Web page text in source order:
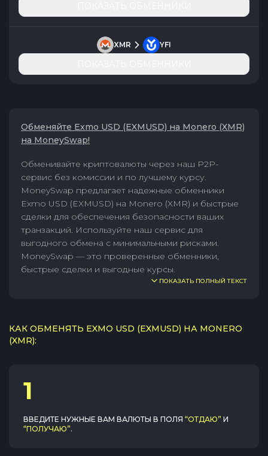
XMR YFI
Обменяйте Exmo USD (EXMUSD) на Monero (XMR)
на MoneySwap!
Обменивайте криптовалюты через наш P2P-
сервис без комиссии и по лучшему курсу.
MoneySwap предлагает надежные обменники
Exmo USD (EXMUSD) на Monero (XMR) и быстрые
сделки для обеспечения безопасности ваших
транзакций. Используйте наш сервис для
выгодного обмена с минимальными рисками.
MoneySwap — это проверенные обменники,
быстрые сделки и выгодные курсы.
ПОКАЗАТЬ ПОЛНЫЙ ТЕКСТ
КАК ОБМЕНЯТЬ EXMO USD (EXMUSD) НА MONERO
(XMR):
1
ВВЕДИТЕ НУЖНЫЕ ВАМ ВАЛЮТЫ В ПОЛЯ “ОТДАЮ” И
“ПОЛУЧАЮ”.